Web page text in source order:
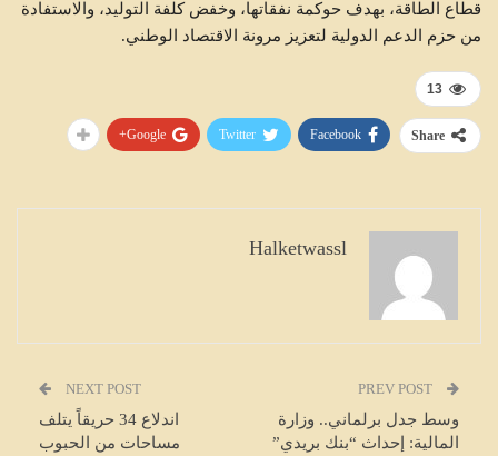
قطاع الطاقة، بهدف حوكمة نفقاتها، وخفض كلفة التوليد، والاستفادة
من حزم الدعم الدولية لتعزيز مرونة الاقتصاد الوطني.
13
Share
Facebook
Twitter
Google+
Halketwassl
وسط جدل برلماني.. وزارة
المالية: إحداث “بنك بريدي”
NEXT POST
اندلاع 34 حريقاً يتلف
مساحات من الحبوب